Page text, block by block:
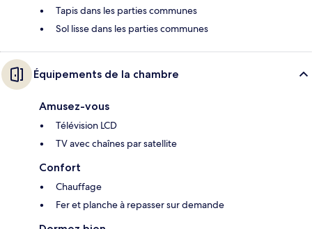
Tapis dans les parties communes
Sol lisse dans les parties communes
Équipements de la chambre
Amusez-vous
Télévision LCD
TV avec chaînes par satellite
Confort
Chauffage
Fer et planche à repasser sur demande